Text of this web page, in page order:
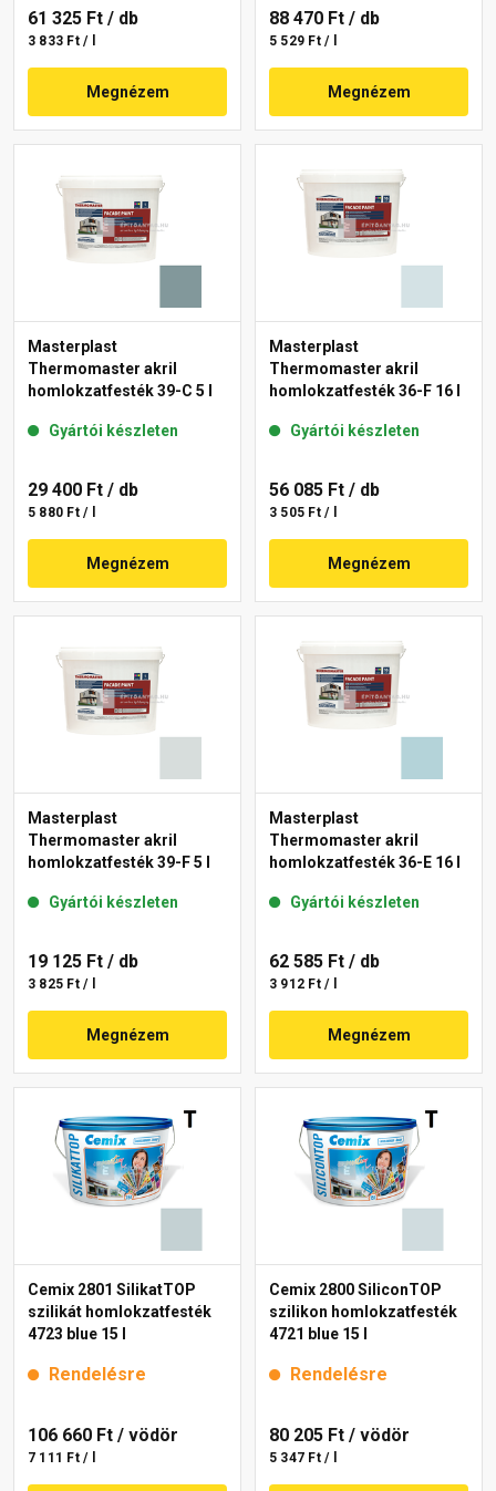
61 325 Ft / db
3 833 Ft / l
Megnézem
88 470 Ft / db
5 529 Ft / l
Megnézem
Masterplast
Thermomaster akril
homlokzatfesték 39-C 5 l
Gyártói készleten
29 400 Ft / db
5 880 Ft / l
Megnézem
Masterplast
Thermomaster akril
homlokzatfesték 36-F 16 l
Gyártói készleten
56 085 Ft / db
3 505 Ft / l
Megnézem
Masterplast
Thermomaster akril
homlokzatfesték 39-F 5 l
Gyártói készleten
19 125 Ft / db
3 825 Ft / l
Megnézem
Masterplast
Thermomaster akril
homlokzatfesték 36-E 16 l
Gyártói készleten
62 585 Ft / db
3 912 Ft / l
Megnézem
Cemix 2801 SilikatTOP
szilikát homlokzatfesték
4723 blue 15 l
Rendelésre
106 660 Ft / vödör
7 111 Ft / l
Cemix 2800 SiliconTOP
szilikon homlokzatfesték
4721 blue 15 l
Rendelésre
80 205 Ft / vödör
5 347 Ft / l